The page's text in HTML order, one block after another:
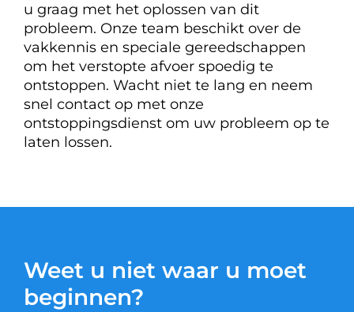
u graag met het oplossen van dit
probleem. Onze team beschikt over de
vakkennis en speciale gereedschappen
om het verstopte afvoer spoedig te
ontstoppen. Wacht niet te lang en neem
snel contact op met onze
ontstoppingsdienst om uw probleem op te
laten lossen.
Weet u niet waar u moet
beginnen?